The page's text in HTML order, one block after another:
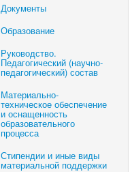
Документы
Образование
Руководство.
Педагогический (научно-
педагогический) состав
Материально-
техническое обеспечение
и оснащенность
образовательного
процесса
Стипендии и иные виды
материальной поддержки